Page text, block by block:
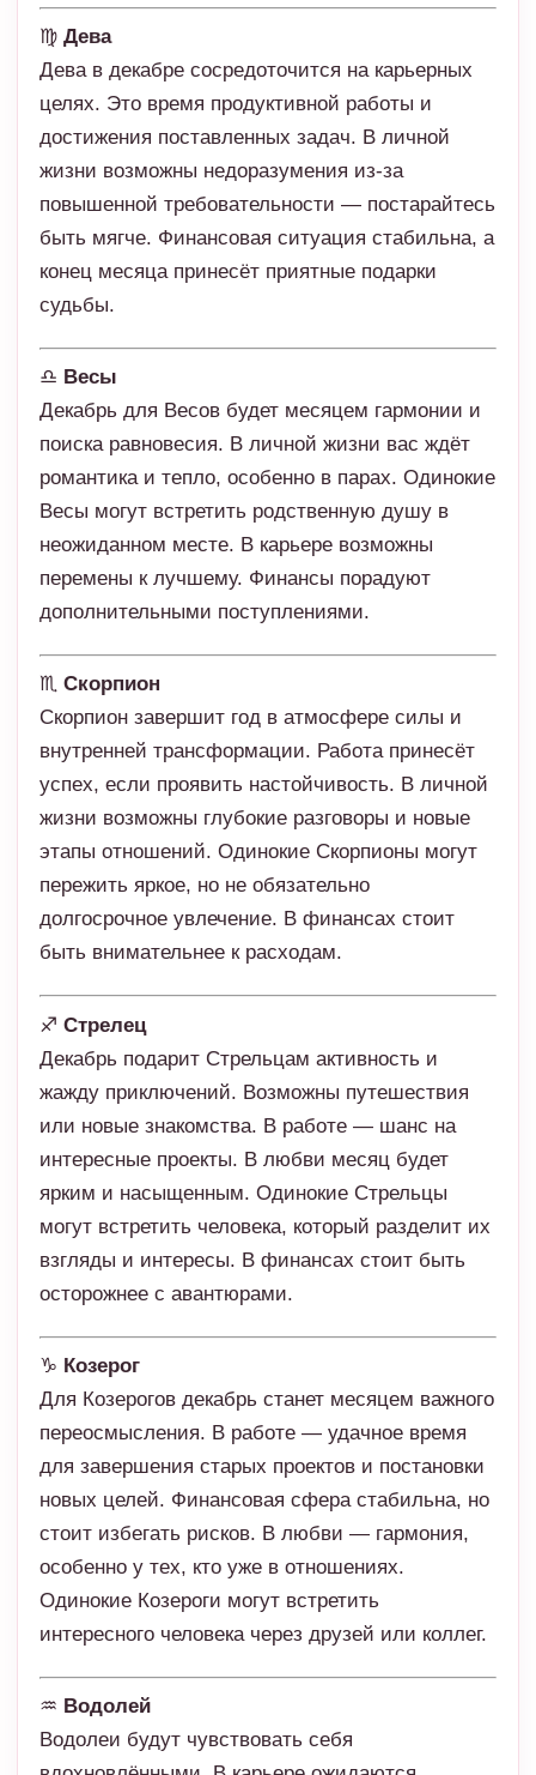
♍ Дева
Дева в декабре сосредоточится на карьерных
целях. Это время продуктивной работы и
достижения поставленных задач. В личной
жизни возможны недоразумения из-за
повышенной требовательности — постарайтесь
быть мягче. Финансовая ситуация стабильна, а
конец месяца принесёт приятные подарки
судьбы.
♎ Весы
Декабрь для Весов будет месяцем гармонии и
поиска равновесия. В личной жизни вас ждёт
романтика и тепло, особенно в парах. Одинокие
Весы могут встретить родственную душу в
неожиданном месте. В карьере возможны
перемены к лучшему. Финансы порадуют
дополнительными поступлениями.
♏ Скорпион
Скорпион завершит год в атмосфере силы и
внутренней трансформации. Работа принесёт
успех, если проявить настойчивость. В личной
жизни возможны глубокие разговоры и новые
этапы отношений. Одинокие Скорпионы могут
пережить яркое, но не обязательно
долгосрочное увлечение. В финансах стоит
быть внимательнее к расходам.
♐ Стрелец
Декабрь подарит Стрельцам активность и
жажду приключений. Возможны путешествия
или новые знакомства. В работе — шанс на
интересные проекты. В любви месяц будет
ярким и насыщенным. Одинокие Стрельцы
могут встретить человека, который разделит их
взгляды и интересы. В финансах стоит быть
осторожнее с авантюрами.
♑ Козерог
Для Козерогов декабрь станет месяцем важного
переосмысления. В работе — удачное время
для завершения старых проектов и постановки
новых целей. Финансовая сфера стабильна, но
стоит избегать рисков. В любви — гармония,
особенно у тех, кто уже в отношениях.
Одинокие Козероги могут встретить
интересного человека через друзей или коллег.
♒ Водолей
Водолеи будут чувствовать себя